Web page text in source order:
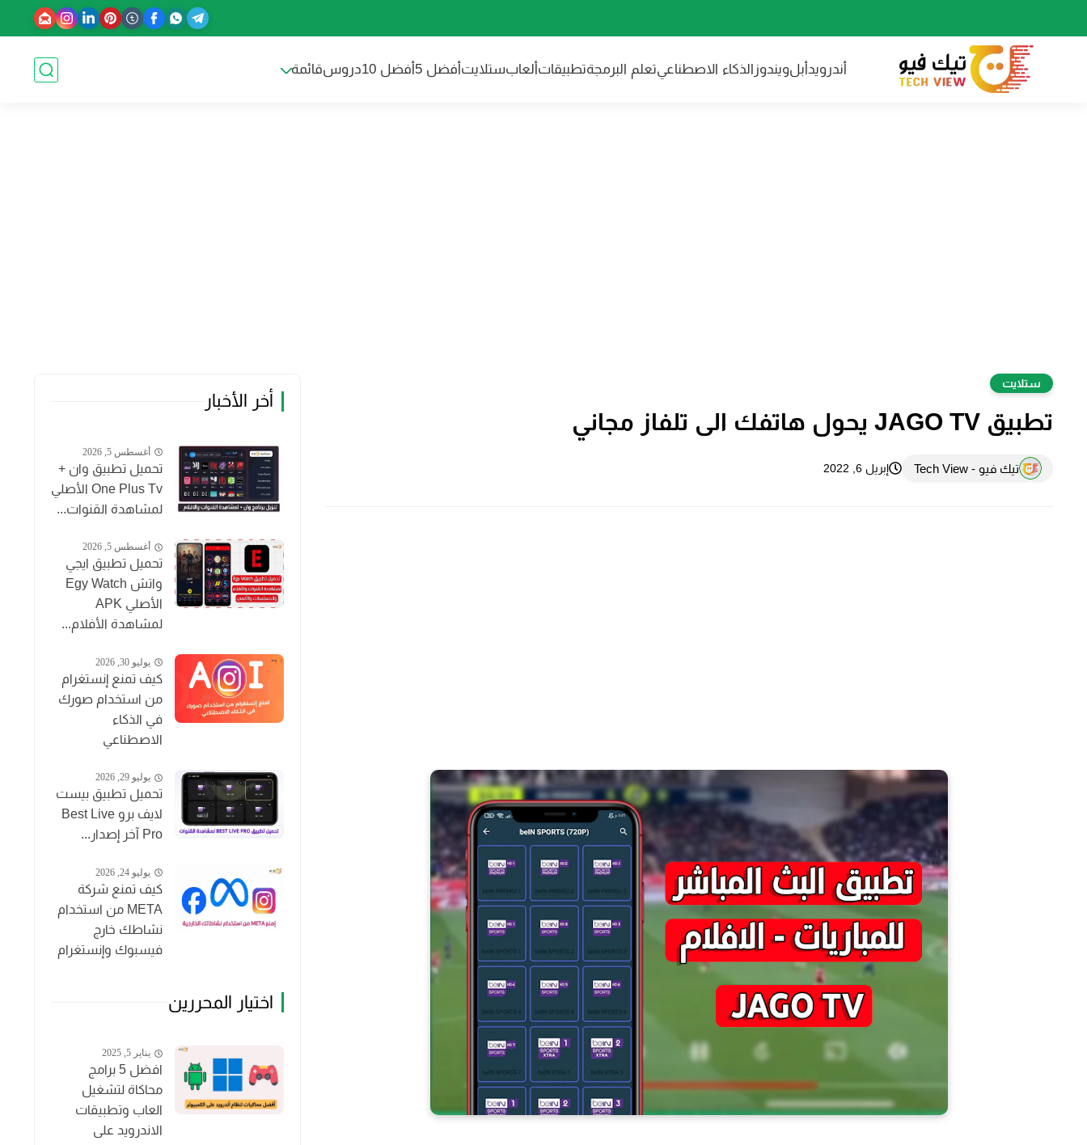
أندرويدأبلويندوز الذكاء الاصطناعيتعلم البرمجةتطبيقاتألعابستلايتأفضل 5 أفضل 10 دروسقائمة
ستلايت
تطبيق JAGO TV يحول هاتفك الى تلفاز مجاني
تيك فيو - Tech View إبريل 6, 2022
أخر الأخبار
أغسطس 5, 2026
تحميل تطبيق وان +
One Plus Tv الأصلي
لمشاهدة القنوات...
أغسطس 5, 2026
تحميل تطبيق ايجي
واتش Egy Watch
الأصلي APK
لمشاهدة الأفلام...
يوليو 30, 2026
كيف تمنع إنستغرام
من استخدام صورك
في الذكاء
الاصطناعي
يوليو 29, 2026
تحميل تطبيق بيست
لايف برو Best Live
Pro آخر إصدار...
يوليو 24, 2026
كيف تمنع شركة
META من استخدام
نشاطك خارج
فيسبوك وإنستغرام
اختيار المحررين
يناير 5, 2025
افضل 5 برامج
محاكاة لتشغيل
العاب وتطبيقات
الاندرويد على